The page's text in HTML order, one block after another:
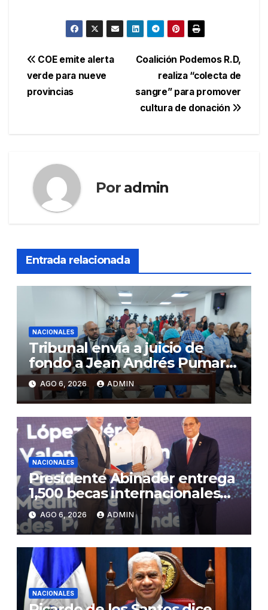
Navegación
de
Coalición Podemos R.D,
realiza “colecta de
sangre” para promover
cultura de donación
COE emite alerta
verde para nueve
provincias
Por admin
Entrada relacionada
NACIONALES
Tribunal envía a juicio de
fondo a Jean Andrés Pumarol
y tres meses de prisión
preventiva
AGO 6, 2026 ADMIN
NACIONALES
Presidente Abinader entrega
1,500 becas internacionales
para cursar programas de
especialización, maestrías y
doctorados en universidades
del extranjero
AGO 6, 2026 ADMIN
NACIONALES